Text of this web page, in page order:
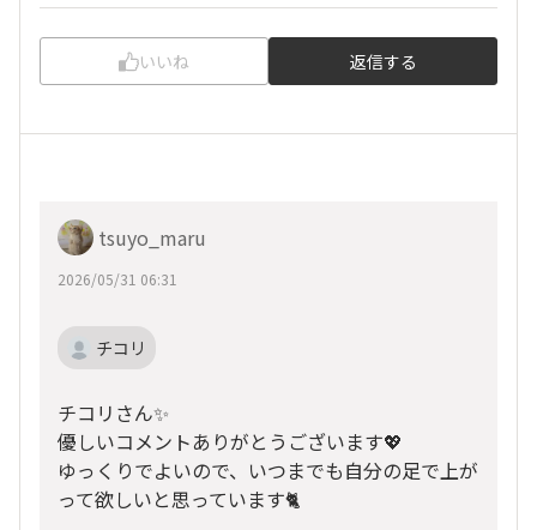
いいね 返信する
tsuyo_maru
2026/05/31 06:31
チコリ
チコリさん✨
優しいコメントありがとうございます💖
ゆっくりでよいので、いつまでも自分の足で上が
って欲しいと思っています🐈